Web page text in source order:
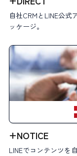
自社CRMとLINE公
ッケージ。
+NOTICE
LINEでコンテンツを